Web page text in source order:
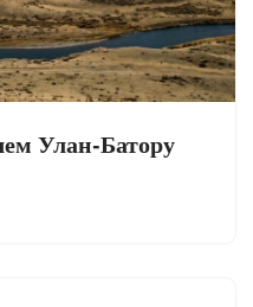
Улан-Батору